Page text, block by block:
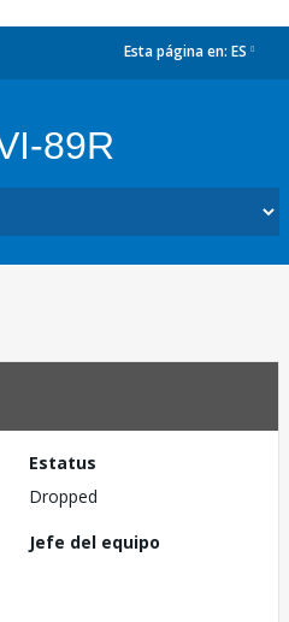
Esta página en: ES
89R
Estatus
Dropped
Jefe del equipo